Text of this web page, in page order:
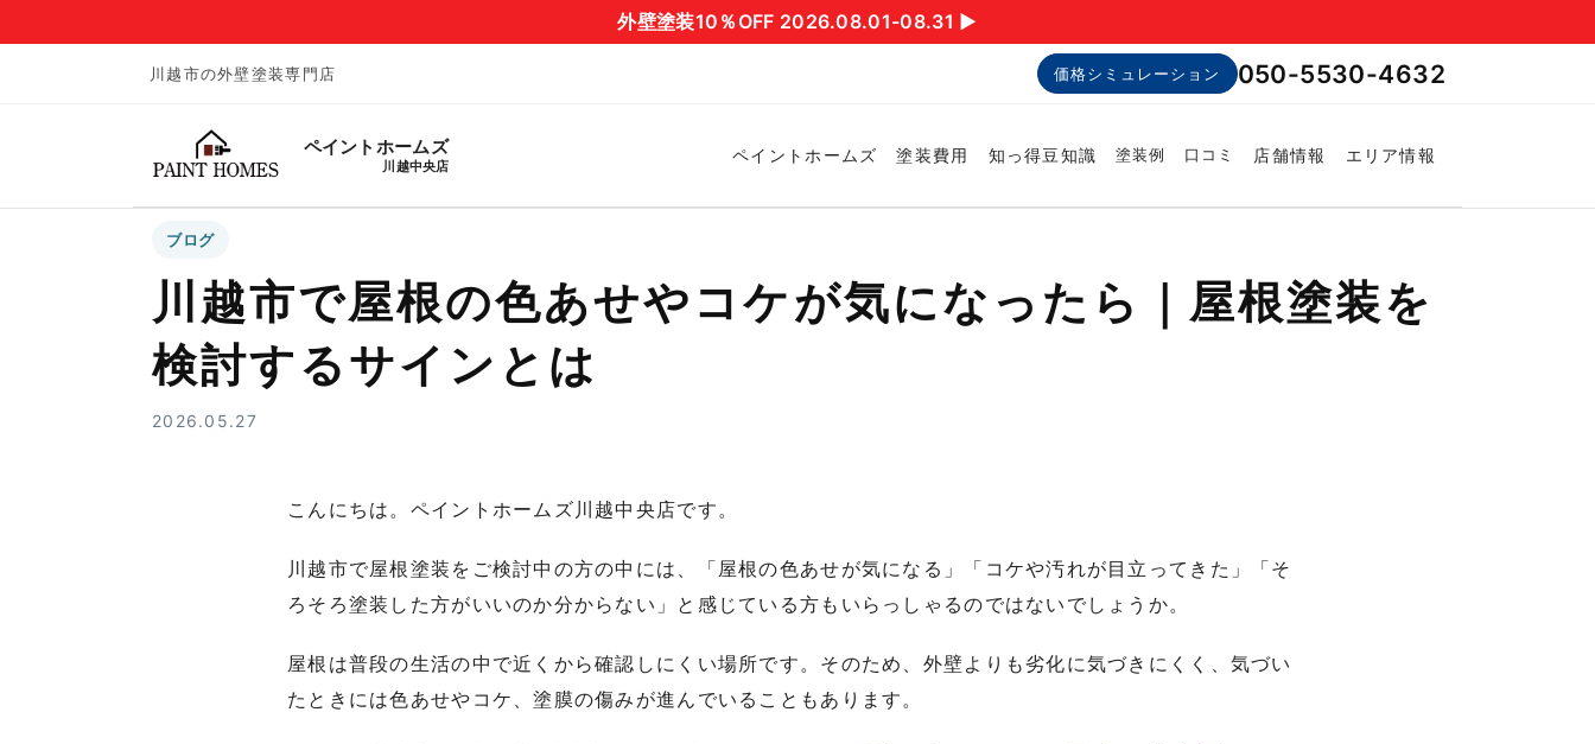
外壁塗装10％OFF 2026.08.01-08.31 ▶︎
川越市の外壁塗装専門店 価格シミュレーション 050-5530-4632
ペイントホームズ
川越中央店
ペイントホームズ 塗装費用 知っ得豆知識 塗装例 口コミ 店舗情報 エリア情報
ブログ
川越市で屋根の色あせやコケが気になったら｜屋根塗装を
検討するサインとは
2026.05.27
こんにちは。ペイントホームズ川越中央店です。
川越市で屋根塗装をご検討中の方の中には、「屋根の色あせが気になる」「コケや汚れが目立ってきた」「そ
ろそろ塗装した方がいいのか分からない」と感じている方もいらっしゃるのではないでしょうか。
屋根は普段の生活の中で近くから確認しにくい場所です。そのため、外壁よりも劣化に気づきにくく、気づい
たときには色あせやコケ、塗膜の傷みが進んでいることもあります。